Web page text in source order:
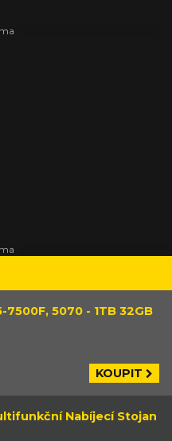
5070 - 1TB 32GB
KOUPIT
Nabíjecí Stojan